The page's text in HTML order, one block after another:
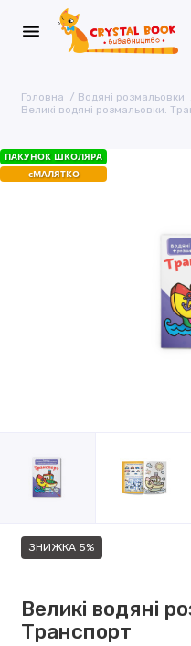
Головна Водяні розмальовки
Великі водяні розмальовки.
ПАКУНОК ШКОЛЯРА
єМАЛЯТКО
ЗНИЖКА 5%
Великі водяні
Транспорт